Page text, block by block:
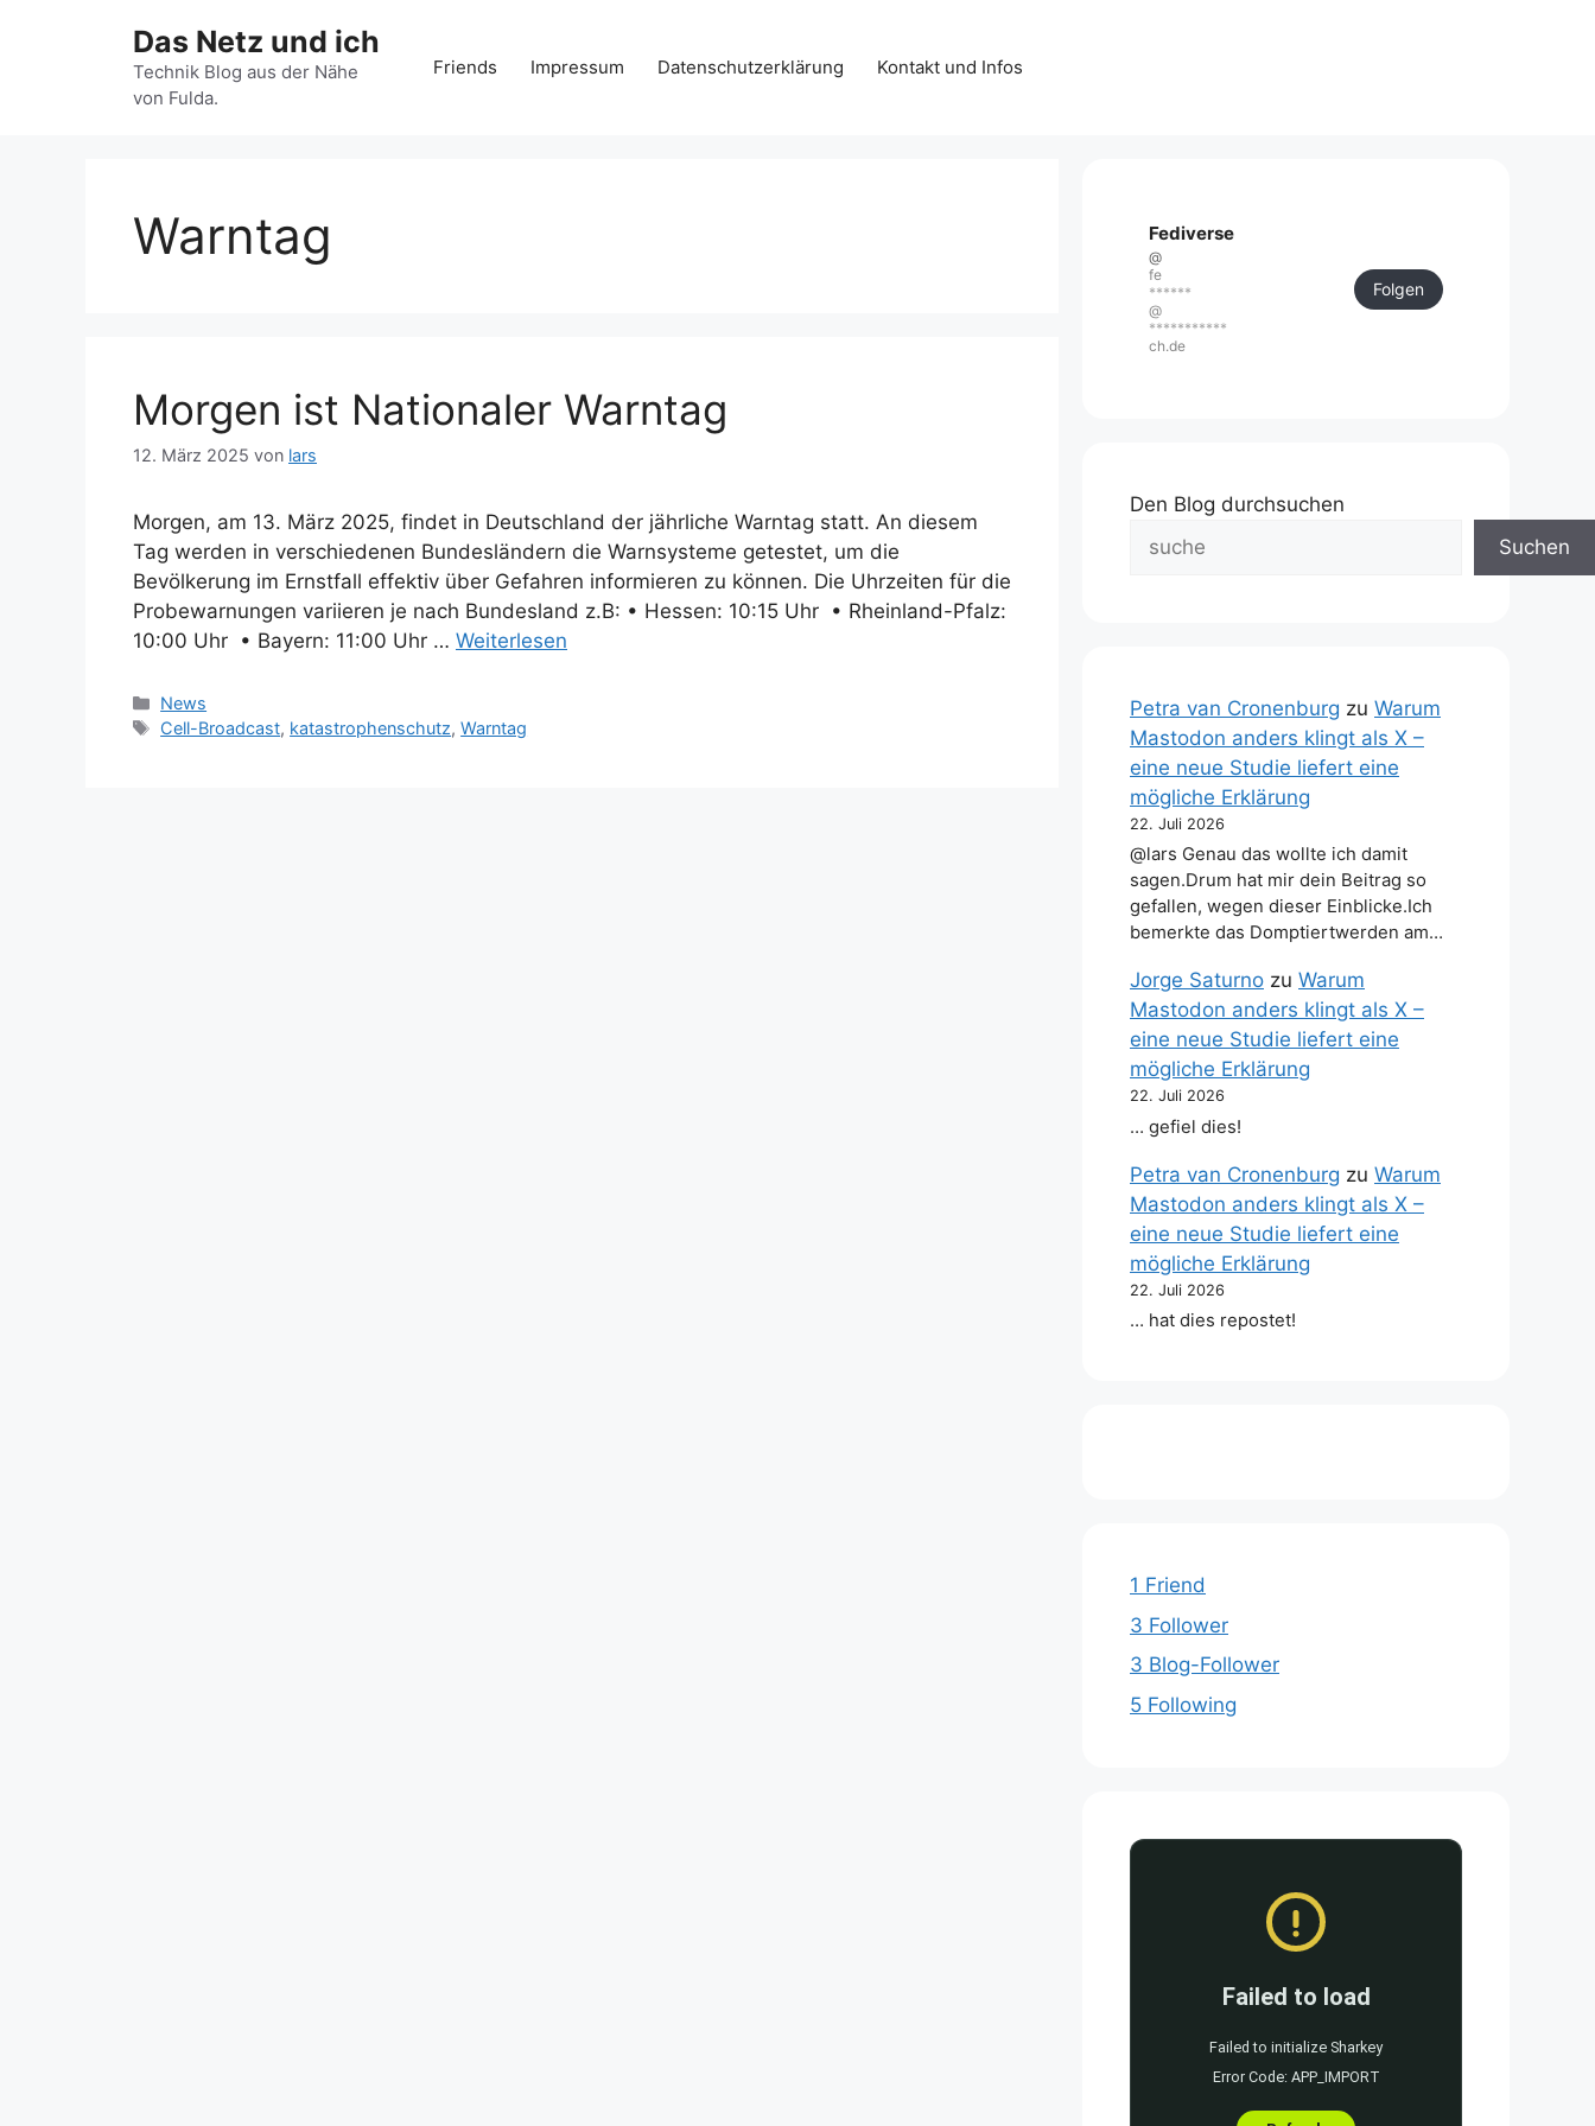
Das Netz und ich
Technik Blog aus der Nähe
von Fulda.
Friends Impressum Datenschutzerklärung Kontakt und Infos
Warntag
Morgen ist Nationaler Warntag
12. März 2025 von lars
Morgen, am 13. März 2025, findet in Deutschland der jährliche Warntag statt. An diesem
Tag werden in verschiedenen Bundesländern die Warnsysteme getestet, um die
Bevölkerung im Ernstfall effektiv über Gefahren informieren zu können. Die Uhrzeiten für die
Probewarnungen variieren je nach Bundesland z.B: • Hessen: 10:15 Uhr • Rheinland-Pfalz:
10:00 Uhr • Bayern: 11:00 Uhr … Weiterlesen
Kategorien
News
Schlagwörter
Cell-Broadcast, katastrophenschutz,Warntag
Fediverse
@
fe
******
@
***********
ch.de
Folgen
Den Blog durchsuchen
Suchen
Petra van Cronenburg zu Warum
Mastodon anders klingt als X –
eine neue Studie liefert eine
mögliche Erklärung
22. Juli 2026
@lars Genau das wollte ich damit
sagen.Drum hat mir dein Beitrag so
gefallen, wegen dieser Einblicke.Ich
bemerkte das Domptiertwerden am…
Jorge Saturno zu Warum
Mastodon anders klingt als X –
eine neue Studie liefert eine
mögliche Erklärung
22. Juli 2026
… gefiel dies!
Petra van Cronenburg zu Warum
Mastodon anders klingt als X –
eine neue Studie liefert eine
mögliche Erklärung
22. Juli 2026
… hat dies repostet!
1 Friend
3 Follower
3 Blog-Follower
5 Following